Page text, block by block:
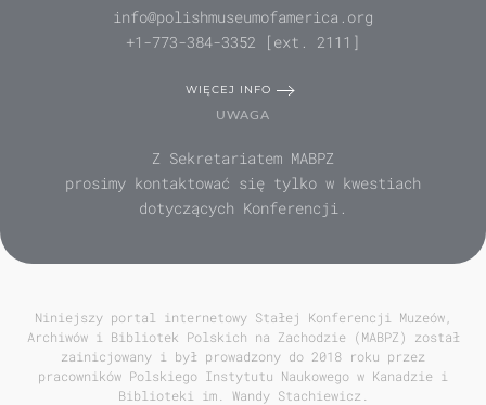
info@polishmuseumofamerica.org
+1-773-384-3352 [ext. 2111]
WIĘCEJ INFO
UWAGA
Z Sekretariatem MABPZ
prosimy kontaktować się tylko w kwestiach
dotyczących Konferencji.
Niniejszy portal internetowy Stałej Konferencji Muzeów,
Archiwów i Bibliotek Polskich na Zachodzie (MABPZ) został
zainicjowany i był prowadzony do 2018 roku przez
pracowników Polskiego Instytutu Naukowego w Kanadzie i
Biblioteki im. Wandy Stachiewicz.